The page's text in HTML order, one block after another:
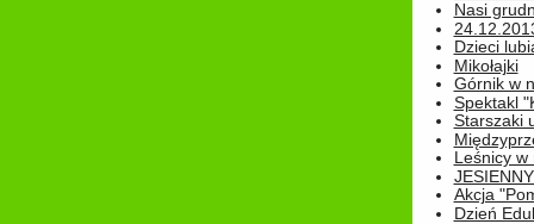
Nasi
Dzieci
Mikołajki
Górnik w
Spektakl
Starszaki
Leśnicy w
Akcja
Dzień